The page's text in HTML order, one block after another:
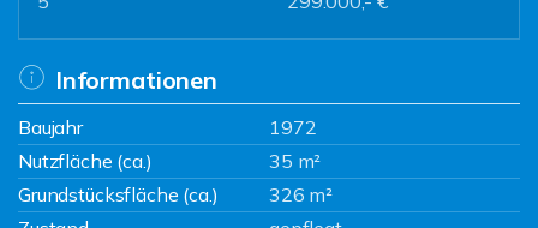
Informationen
Baujahr
1972
Nutzfläche (ca.)
35 m²
Grundstücksfläche (ca.)
326 m²